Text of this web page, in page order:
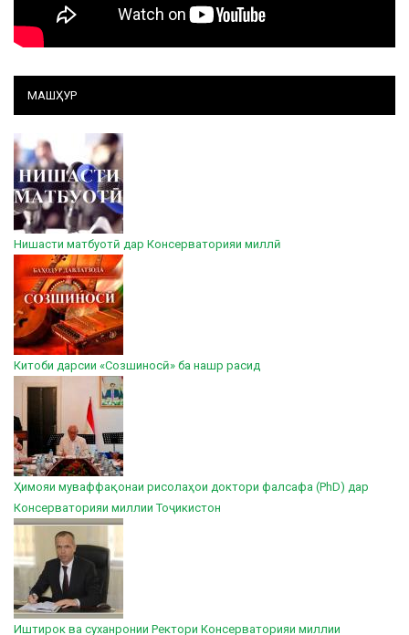
МАШҲУР
Нишасти матбуотӣ дар Консерваторияи миллӣ
Китоби дарсии «Созшиносӣ» ба нашр расид
Ҳимояи муваффақонаи рисолаҳои доктори фалсафа (PhD) дар
Консерваторияи миллии Тоҷикистон
Иштирок ва суханронии Ректори Консерваторияи миллии